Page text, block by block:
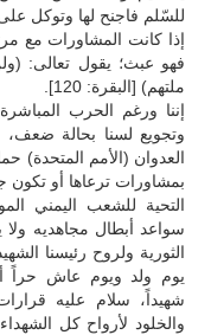
إذا كانت المشاورات مع
فهو عبث؛ يقول تعالى:
ملتهم) [البقرة: 120].
إننا ورغم الحرب
وتجويع لسنا بحالة ضعف،
العدوان (الأمم المتحدة)
بمشاورات ترعاها أو تكون
التحية للشعب اليمني
سواعد أبطال مجاهديه
الثورية ولروح رئيسنا
يوم ولد ويوم عاش حراً
شهيداً، سلام عليه
والخلود لأرواح كل